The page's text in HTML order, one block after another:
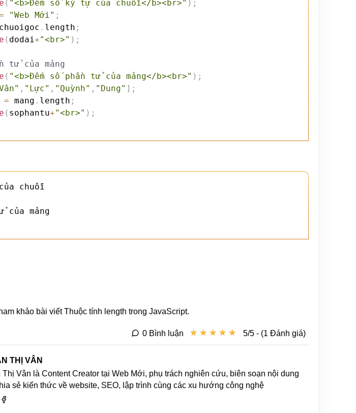
( "<b>Đếm số ký tự của chuỗi</b><br>" ) ;
"Web Mới" ;
. length ;
( dodai+"<br>" ) ;
tử của mảng
( "<b>Đếm số phần tử của mảng</b><br>" ) ;
, "Lực" , "Quỳnh" , "Dung" ] ;
= mang . length ;
( sophantu+"<br>" ) ;
chuỗi
của mảng
khảo bài viết Thuộc tính length trong JavaScript.
★ ★ ★ ★ ★
★ ★ ★ ★ ★ 5/5 - (1 Đánh giá)
0 Bình luận
THỊ VÂN
Thị Vân là Content Creator tại Web Mới, phụ trách nghiên cứu, biên soạn nội dung
sẻ kiến thức về website, SEO, lập trình cùng các xu hướng công nghệ